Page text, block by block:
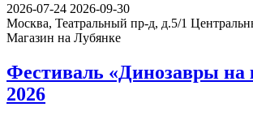
2026-07-24 2026-09-30
Москва, Театральный пр-д, д.5/1
Магазин на Лубянке
Фестиваль «Динозавры на
2026